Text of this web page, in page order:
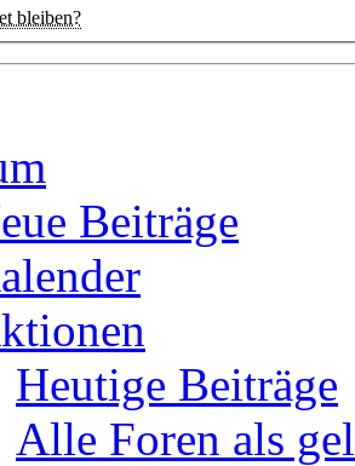
bleiben?
Beiträge
Heutige Beiträge
Alle Foren als